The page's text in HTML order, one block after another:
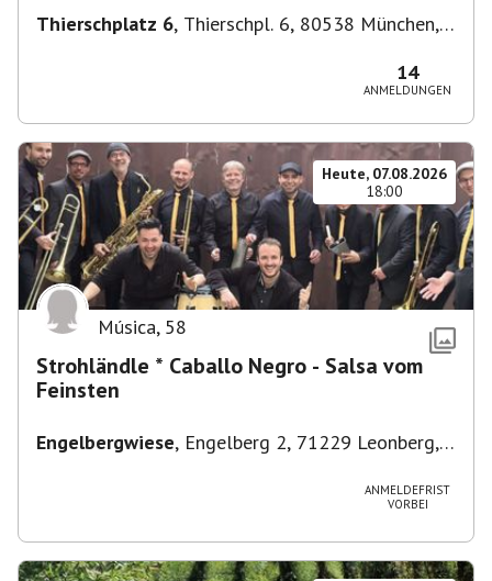
Thierschplatz 6, Thierschpl. 6, 80538 München,
14
ANMELDUNGEN
Heute, 07.08.2026
18:00
Música, 58
Strohländle * Caballo Negro - Salsa vom
Feinsten
Engelbergwiese, Engelberg 2, 71229 Leonberg,
ANMELDEFRIST
VORBEI